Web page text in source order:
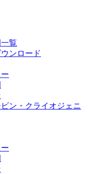
覧
ンロード
ン・クライオジェニ